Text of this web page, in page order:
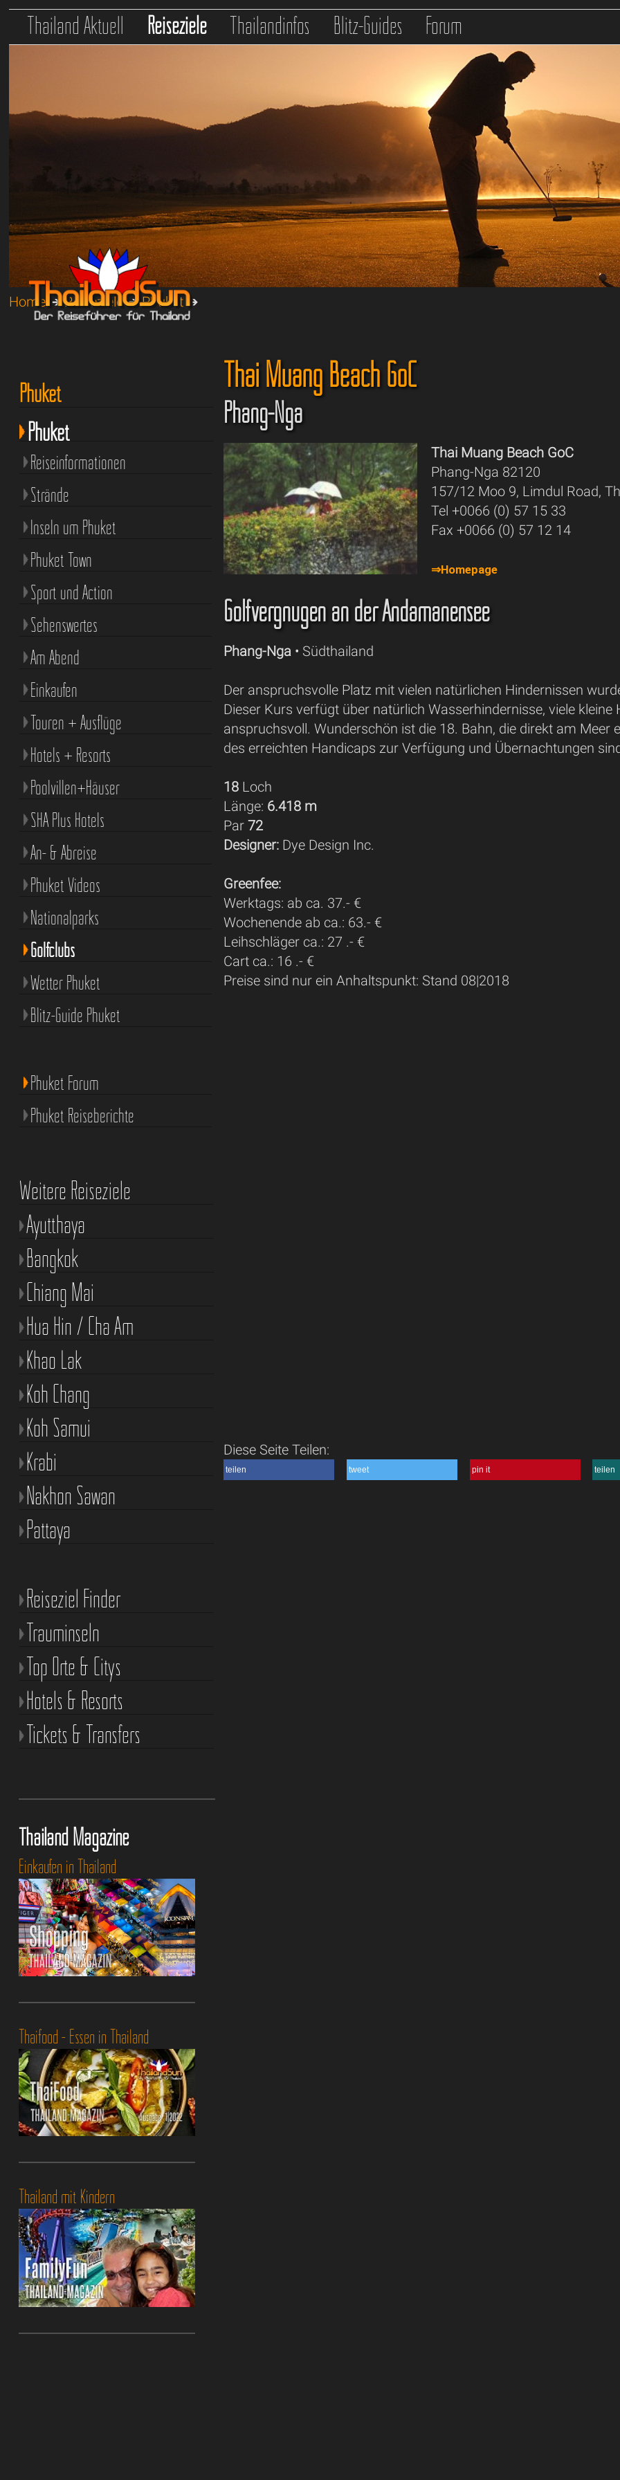
Thailand Aktuell Reiseziele Thailandinfos Blitz-Guides Forum
Home➔Reiseziele➔Phuket➔
Thai Muang Beach GoC
Phang-Nga
Thai Muang Beach GoC
Phang-Nga 82120
157/12 Moo 9, Limdul Road,
Tel +0066 (0) 57 15 33
Fax +0066 (0) 57 12 14
⇒Homepage
Golfvergnügen an der Andamanensee
Phang-Nga • Südthailand
Der anspruchsvolle Platz mit vielen natürlichen Hindernissen
Dieser Kurs verfügt über natürlich Wasserhindernisse, viele
anspruchsvoll. Wunderschön ist die 18. Bahn, die direkt am Meer
des erreichten Handicaps zur Verfügung und Übernachtungen
18 Loch
Länge: 6.418 m
Par72
Designer: Dye Design Inc.
Greenfee:
Werktags: ab ca. 37.- €
Wochenende ab ca.: 63.- €
Leihschläger ca.: 27 .- €
Cart ca.: 16 .- €
Preise sind nur ein Anhaltspunkt: Stand 08|2018
Diese Seite Teilen:
teilen tweet pin it teilen
Phuket
Phuket
Reiseinformationen
Strände
Inseln um Phuket
Phuket Town
Sport und Action
Sehenswertes
Am Abend
Einkaufen
Touren + Ausflüge
Hotels + Resorts
Poolvillen+Häuser
SHA Plus Hotels
An- & Abreise
Phuket Videos
Nationalparks
Golfclubs
Wetter Phuket
Blitz-Guide Phuket
Phuket Forum
Phuket Reiseberichte
Weitere Reiseziele
Ayutthaya
Bangkok
Chiang Mai
Hua Hin / Cha Am
Khao Lak
Koh Chang
Koh Samui
Krabi
Nakhon Sawan
Pattaya
Reiseziel Finder
Trauminseln
Top Orte & Citys
Hotels & Resorts
Tickets & Transfers
Thailand Magazine
Einkaufen in Thailand
Thaifood - Essen in Thailand
Thailand mit Kindern